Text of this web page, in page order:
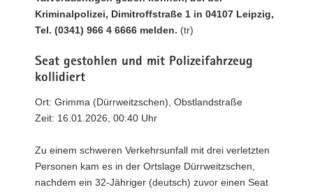
Kriminalpolizei, Dimitroffstraße 1 in 04107 Leipzig,
Tel. (0341) 966 4 6666 melden. (tr)
Seat gestohlen und mit Polizeifahrzeug
kollidiert
Ort: Grimma (Dürrweitzschen), Obstlandstraße
Zeit: 16.01.2026, 00:40 Uhr
Zu einem schweren Verkehrsunfall mit drei verletzten
Personen kam es in der Ortslage Dürrweitzschen,
nachdem ein 32-Jähriger (deutsch) zuvor einen Seat